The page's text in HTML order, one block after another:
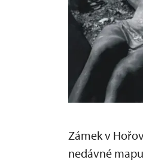
Zámek v
nedávné